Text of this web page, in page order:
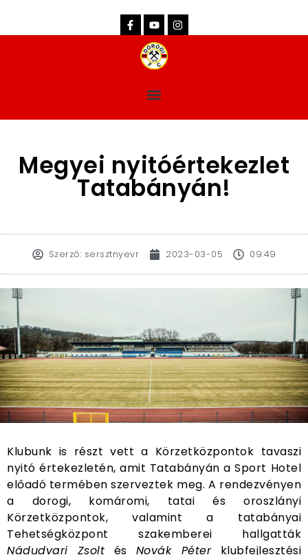
Megyei nyitóértekezlet
Tatabányán!
Szerző: sersztnyevr 2023-03-05 09:49
Klubunk is részt vett a Körzetközpontok tavaszi
nyitó értekezletén, amit Tatabányán a Sport Hotel
előadó termében szerveztek meg. A rendezvényen
a dorogi, komáromi, tatai és oroszlányi
Körzetközpontok, valamint a tatabányai
Tehetségközpont szakemberei hallgatták
Nádudvari Zsolt és Novák Péterklubfejlesztési